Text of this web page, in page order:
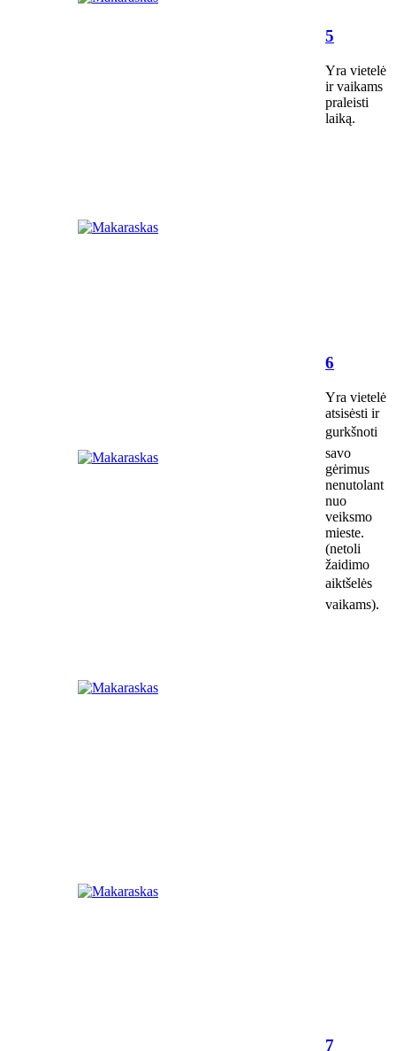
5
Yra vietelė
ir vaikams
praleisti
laiką.
6
Yra vietelė
atsisėsti ir
gurkšnoti
savo
gėrimus
nenutolant
nuo
veiksmo
mieste.
(netoli
žaidimo
aiktšelės
vaikams).
7